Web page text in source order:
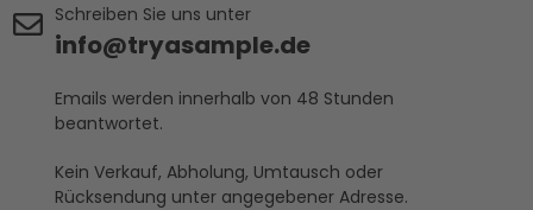
Schreiben Sie uns unter
info@tryasample.de
Emails werden innerhalb von 48 Stunden
beantwortet.
Kein Verkauf, Abholung, Umtausch oder
Rücksendung unter angegebener Adresse.